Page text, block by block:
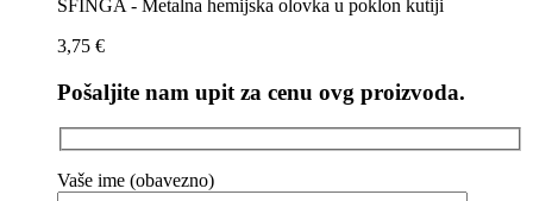
SFINGA - Metalna hemijska olovka u poklon kutiji
3,75 €
Pošaljite nam upit za cenu ovg proizvoda.
Vaše ime (obavezno)